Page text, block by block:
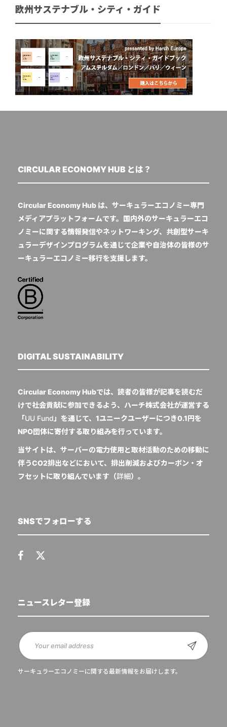
欧州サステナブル・シティ・ガイド
CIRCULAR ECONOMY HUB とは？
Circular Economy Hub は、サーキュラーエコノミー専門
メディアプラットフォームです。国内外のサーキュラーエコ
ノミーに関する情報発信やネットワーキング、共創型サーキ
ュラーデザインプログラムを通じて企業や自治体の皆様のサ
ーキュラーエコノミー移行を支援します。
DIGITAL SUSTAINABILITY
Circular Economy Hubでは、読者の皆様が記事を読むだ
けで社会貢献に参加できるよう、ハーチ株式会社が運営する
「UU Fund 」を通じて、1ユニークユーザーにつき0.1円を
NPO団体に寄付する取り組みを行っています。
当サイトは、サーバーの電力使用と取材活動のための移動に
伴うCO2排出などにおいて、排出削減およびカーボン・オ
フセットに取り組んでいます（詳細）。
SNSでフォローする
ニュースレター登録
サーキュラーエコノミーに関する最新情報をお届けします。